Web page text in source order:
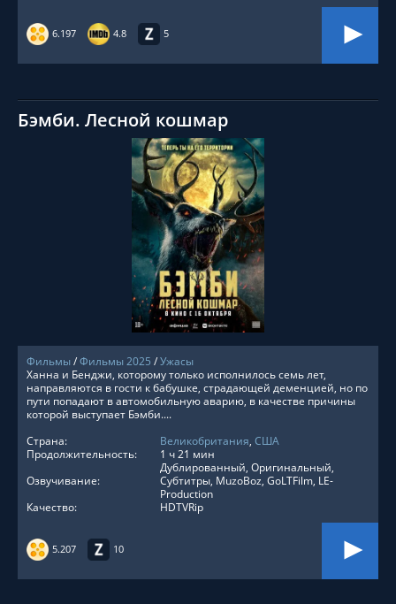
6.197 4.8 5
Бэмби. Лесной кошмар
СМОТРЕТЬ ОНЛАЙН
Фильмы/Фильмы 2025 /Ужасы
5.207 10
Ханна и Бенджи, которому только исполнилось семь лет,
направляются в гости к бабушке, страдающей деменцией, но по
пути попадают в автомобильную аварию, в качестве причины
которой выступает Бэмби....
Страна:
Великобритания, США
Продолжительность:
1 ч 21 мин
Озвучивание:
Дублированный, Оригинальный,
Субтитры, MuzoBoz, GoLTFilm, LE-
Production
Качество:
HDTVRip